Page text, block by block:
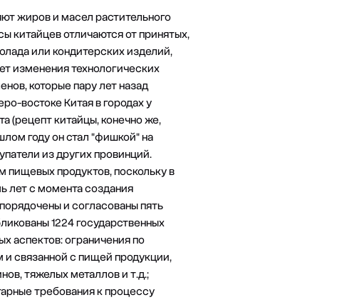
жиров и масел растительного
китайцев отличаются от принятых,
или кондитерских изделий,
изменения технологических
которые пару лет назад
востоке Китая в городах у
(рецепт китайцы, конечно же,
году он стал "фишкой" на
из других провинций.
пищевых продуктов, поскольку в
лет с момента создания
и согласованы пять
1224 государственных
аспектов: ограничения по
и связанной с пищей продукции,
тяжелых металлов и т.д.;
требования к процессу